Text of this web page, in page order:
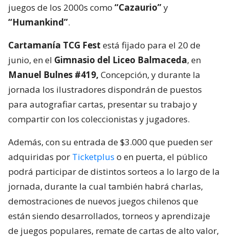
juegos de los 2000s como “Cazaurio”y
“Humankind”.
Cartamanía TCG Fest está fijado para el 20 de
junio, en el Gimnasio del Liceo Balmaceda, en
Manuel Bulnes #419, Concepción, y durante la
jornada los ilustradores dispondrán de puestos
para autografiar cartas, presentar su trabajo y
compartir con los coleccionistas y jugadores.
Además, con su entrada de $3.000 que pueden ser
adquiridas por Ticketplus o en puerta, el público
podrá participar de distintos sorteos a lo largo de la
jornada, durante la cual también habrá charlas,
demostraciones de nuevos juegos chilenos que
están siendo desarrollados, torneos y aprendizaje
de juegos populares, remate de cartas de alto valor,